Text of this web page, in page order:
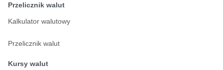
Przelicznik walut
Kalkulator walutowy
Przelicznik walut
Kursy walut